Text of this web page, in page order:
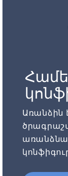
Առանձին